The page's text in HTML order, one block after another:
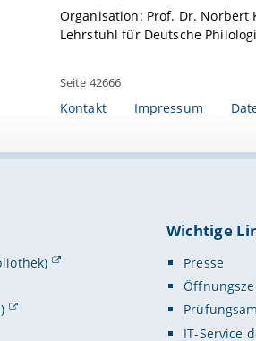
Organisation: Prof. Dr. Norbert
Lehrstuhl für Deutsche
Seite 42666
Kontakt Impressum
Wichtige
Presse
IT-Service